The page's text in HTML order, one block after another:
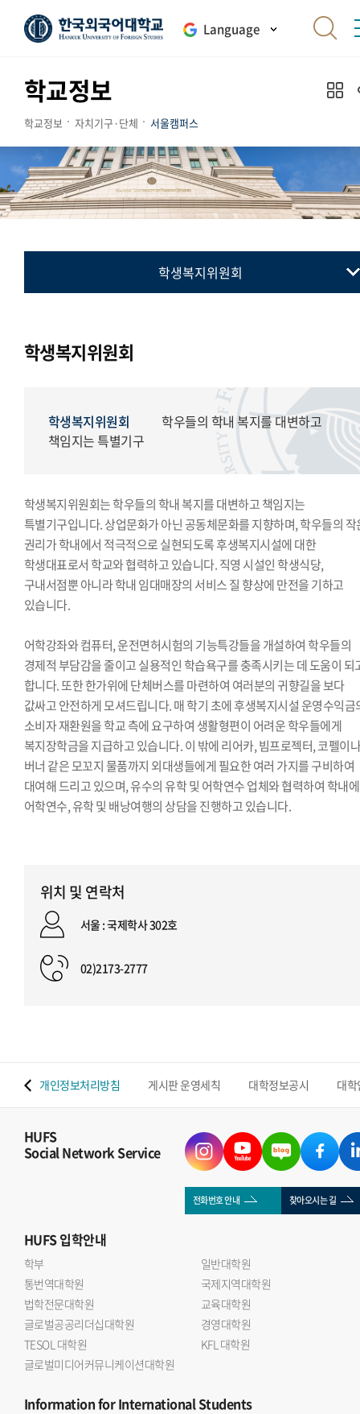
Language
학교정보
학교정보 자치기구·단체 서울캠퍼스
학생복지위원회
국제학생회
생활도서관
학생복지위원회
영상사업단
한국외대통역협회
한국외대119학군단
학생복지위원회
학생복지위원회
학우들의 학내 복지를 대변하고
책임지는 특별기구
학생복지위원회는 학우들의 학내 복지를 대변하고 책임지는
특별기구입니다. 상업문화가 아닌 공동체문화를 지향하며, 학우들의 작
권리가 학내에서 적극적으로 실현되도록 후생복지시설에 대한
학생대표로서 학교와 협력하고 있습니다. 직영 시설인 학생식당,
구내서점뿐 아니라 학내 임대매장의 서비스 질 향상에 만전을 기하고
있습니다.
어학강좌와 컴퓨터, 운전면허시험의 기능특강들을 개설하여 학우들의
경제적 부담감을 줄이고 실용적인 학습욕구를 충족시키는 데 도움이 되
합니다. 또한 한가위에 단체버스를 마련하여 여러분의 귀향길을 보다
값싸고 안전하게 모셔드립니다. 매 학기 초에 후생복지시설 운영수익금
소비자 재환원을 학교 측에 요구하여 생활형편이 어려운 학우들에게
복지장학금을 지급하고 있습니다. 이 밖에 리어카, 빔프로젝터, 코펠이
버너 같은 모꼬지 물품까지 외대생들에게 필요한 여러 가지를 구비하여
대여해 드리고 있으며, 유수의 유학 및 어학연수 업체와 협력하여 학내
어학연수, 유학 및 배낭여행의 상담을 진행하고 있습니다.
위치 및 연락처
서울 : 국제학사 302호
02)2173-2777
개인정보처리방침 게시판 운영세칙 대학정보공시 대
HUFS
Social Network Service
전화번호 안내 찾아오시는 길
HUFS입학안내
학부
일반대학원
통번역대학원
국제지역대학원
법학전문대학원
교육대학원
글로벌공공리더십대학원
경영대학원
TESOL 대학원
KFL 대학원
글로벌미디어커뮤니케이션대학원
Informationfor International Students